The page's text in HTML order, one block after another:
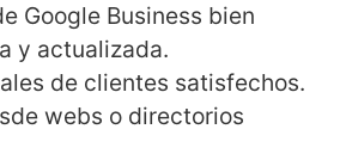
Google Business bien
y actualizada.
de clientes satisfechos.
webs o directorios